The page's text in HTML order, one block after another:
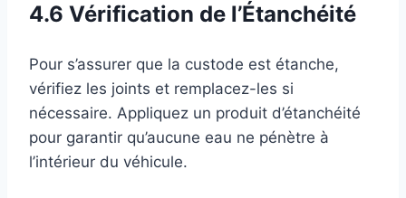
4.6 Vérification de l’Étanchéité
Pour s’assurer que la custode est étanche,
vérifiez les joints et remplacez-les si
nécessaire. Appliquez un produit d’étanchéité
pour garantir qu’aucune eau ne pénètre à
l’intérieur du véhicule.